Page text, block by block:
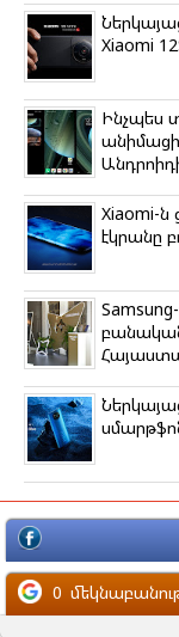
Xiaomi
Ինչպես
Xiaomi-
էկրանը
մեկնաբանություն
0